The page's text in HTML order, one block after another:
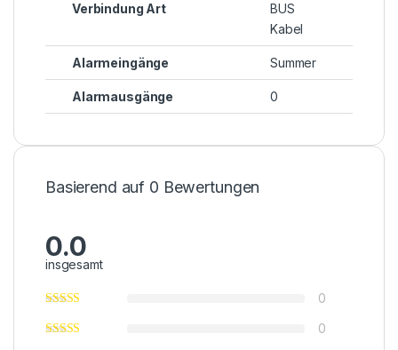
Verbindung Art
BUS
Kabel
Alarmeingänge Summer
Alarmausgänge 0
Basierend auf 0 Bewertungen
0.0
insgesamt
0
0